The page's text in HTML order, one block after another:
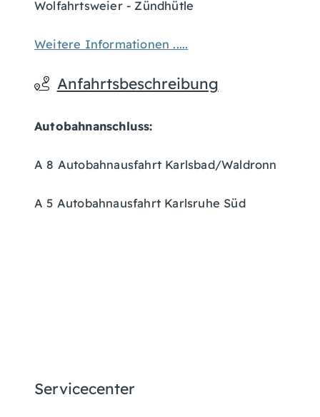
Wolfahrtsweier - Zündhütle
Weitere Informationen .....
Anfahrtsbeschreibung
Autobahnanschluss:
A 8 Autobahnausfahrt Karlsbad/Waldronn
A 5 Autobahnausfahrt Karlsruhe Süd
Servicecenter